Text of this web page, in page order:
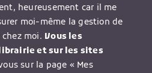
heureusement car il me
moi-même la gestion de
moi. Vous les
et sur les sites
sur la page « Mes